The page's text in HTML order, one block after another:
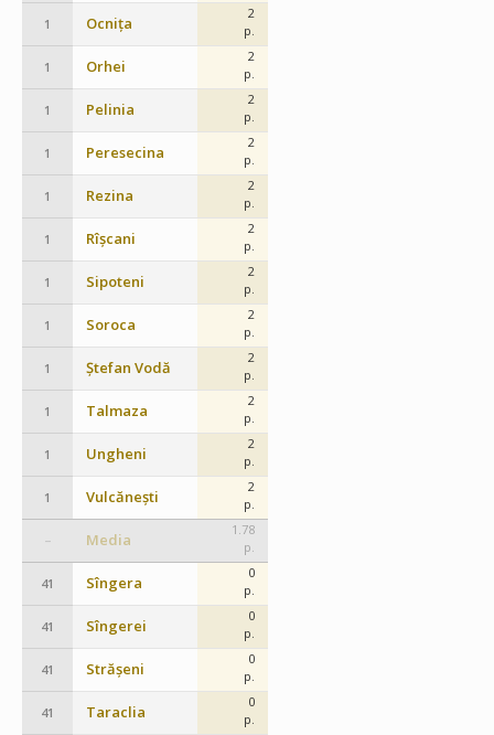
1 Ocnița
2
p.
1 Orhei
2
p.
1 Pelinia
2
p.
1 Peresecina
2
p.
1 Rezina
2
p.
1 Rîșcani
2
p.
1 Sipoteni
2
p.
1 Soroca
2
p.
1 Ștefan Vodă
2
p.
1 Talmaza
2
p.
1 Ungheni
2
p.
1 Vulcănești
2
p.
– Media
1.78
p.
41 Sîngera
0
p.
41 Sîngerei
0
p.
41 Strășeni
0
p.
41 Taraclia
0
p.